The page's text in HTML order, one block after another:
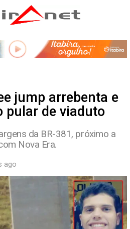
jump arrebenta e
pular de viaduto
da BR-381, próximo a
Nova Era.
ago